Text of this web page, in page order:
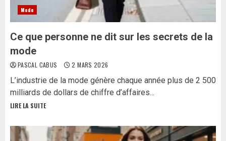
Mode
Ce que personne ne dit sur les secrets de la
mode
PASCAL CABUS 2 MARS 2026
L’industrie de la mode génère chaque année plus de 2 500
milliards de dollars de chiffre d’affaires...
LIRE LA SUITE